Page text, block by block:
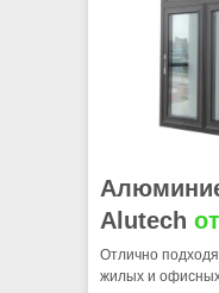
Alutech
Отлично
жилых и